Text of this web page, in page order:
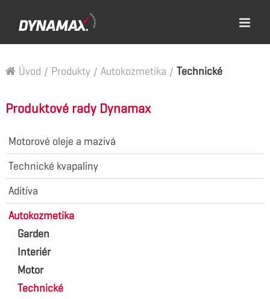
Úvod / Produkty / Autokozmetika / Technické
Produktové rady Dynamax
Motorové oleje a mazivá
Technické kvapaliny
Aditíva
Autokozmetika
Garden
Interiér
Motor
Technické